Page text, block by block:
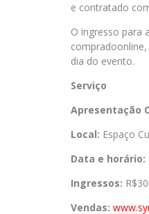
e contratado
O ingresso para
dia do evento.
Serviço
Apresentação
Local: Espaço
Data e horário:
Ingressos:
Vendas: